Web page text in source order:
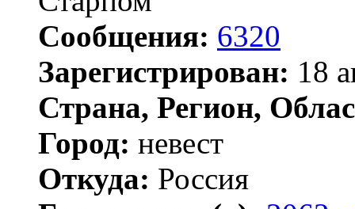
Сообщения: 6320
Зарегистрирован: 18
Страна, Регион,
Город: невест
Откуда: Россия